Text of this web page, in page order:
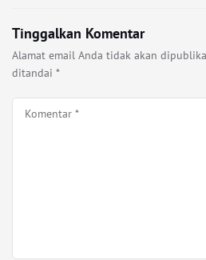
Tinggalkan Komentar
Alamat email Anda tidak akan
ditandai *